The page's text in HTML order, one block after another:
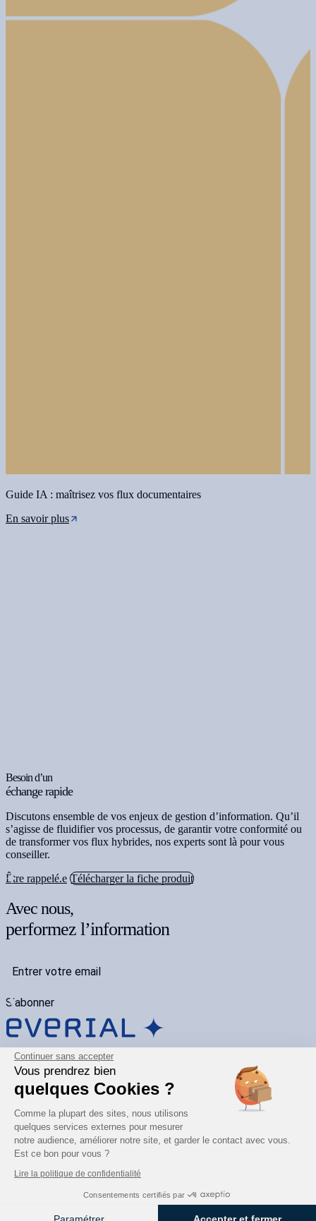
Continuer sans accepter
Vous prendrez bien
quelques Cookies ?
Comme la plupart des sites, nous utilisons
quelques services externes pour mesurer
notre audience, améliorer notre site, et garder le contact avec vous.
Est ce bon pour vous ?
Lire la politique de confidentialité
Consentements certifiés par
Guide IA : maîtrisez vos flux documentaires
En savoir plus
Besoin d’un
échange rapide
Discutons ensemble de vos enjeux de gestion d’information. Qu’il
s’agisse de fluidifier vos processus, de garantir votre conformité ou
de transformer vos flux hybrides, nos experts sont là pour vous
conseiller.
Être rappelé.e Télécharger la fiche produit
Avec nous,
performez l’information
S'abonner
(Re)-découvrir EVERIAL
Notre offre
S’inspirer
Carrière
Nos engagements
Mentions légales
contact@everial.com
04 72 13 53 00
69140 Rillieux-la-Pape